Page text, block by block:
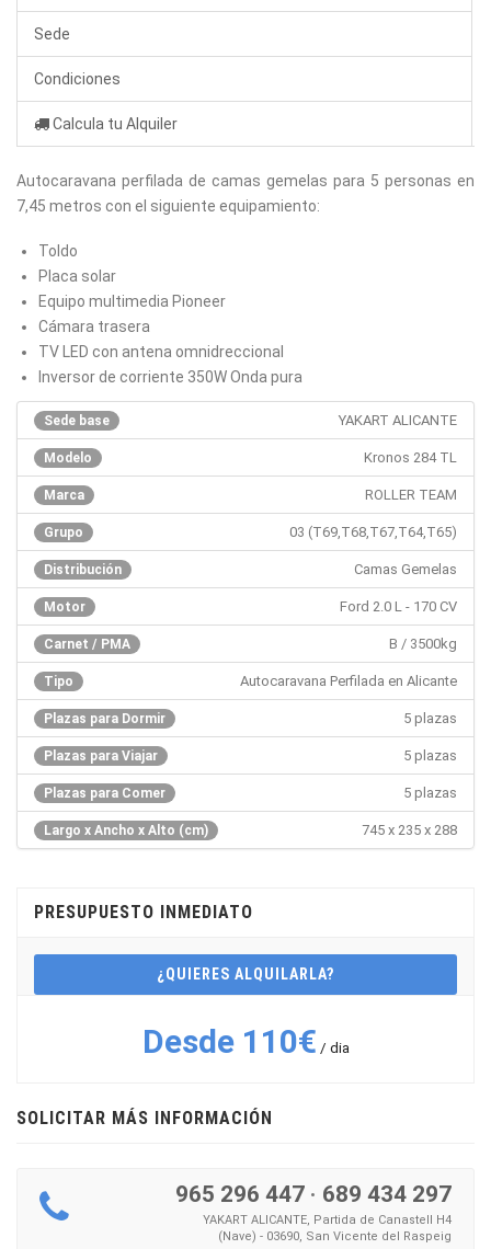
Sede
Condiciones
Calcula tu Alquiler
Autocaravana perfilada de camas gemelas para 5 personas en
7,45 metros con el siguiente equipamiento:
Toldo
Placa solar
Equipo multimedia Pioneer
Cámara trasera
TV LED con antena omnidreccional
Inversor de corriente 350W Onda pura
Sede base YAKART ALICANTE
Modelo Kronos 284 TL
Marca ROLLER TEAM
Grupo 03 (T69,T68,T67,T64,T65)
Distribución Camas Gemelas
Motor Ford 2.0 L - 170 CV
Carnet / PMA B / 3500kg
Tipo Autocaravana Perfilada en Alicante
Plazas para Dormir 5 plazas
Plazas para Viajar 5 plazas
Plazas para Comer 5 plazas
Largo x Ancho x Alto (cm) 745 x 235 x 288
PRESUPUESTO INMEDIATO
¿QUIERES ALQUILARLA?
Desde 110€ / dia
SOLICITAR MÁS INFORMACIÓN
965 296 447 · 689 434 297
YAKART ALICANTE, Partida de Canastell H4
(Nave) - 03690, San Vicente del Raspeig